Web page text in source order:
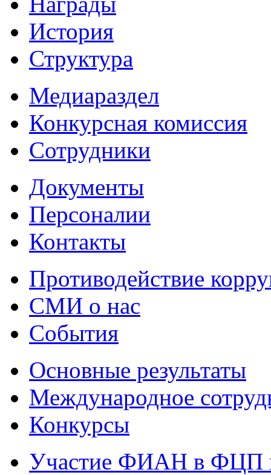
История
Структура
Медиараздел
Конкурсная комиссия
Сотрудники
Документы
Персоналии
Контакты
Противодействие
СМИ о нас
События
Основные результаты
Международное
Конкурсы
Участие ФИАН в ФЦП